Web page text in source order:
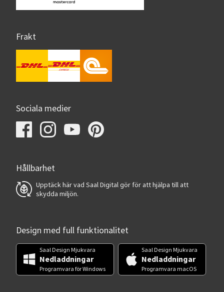
Frakt
Sociala medier
Hållbarhet
Upptäck här vad Saal Digital gör för att hjälpa till att
skydda miljön.
Design med full funktionalitet
Saal Design Mjukvara
Nedladdningar
Programvara för Windows
Saal Design Mjukvara
Nedladdningar
Programvara macOS